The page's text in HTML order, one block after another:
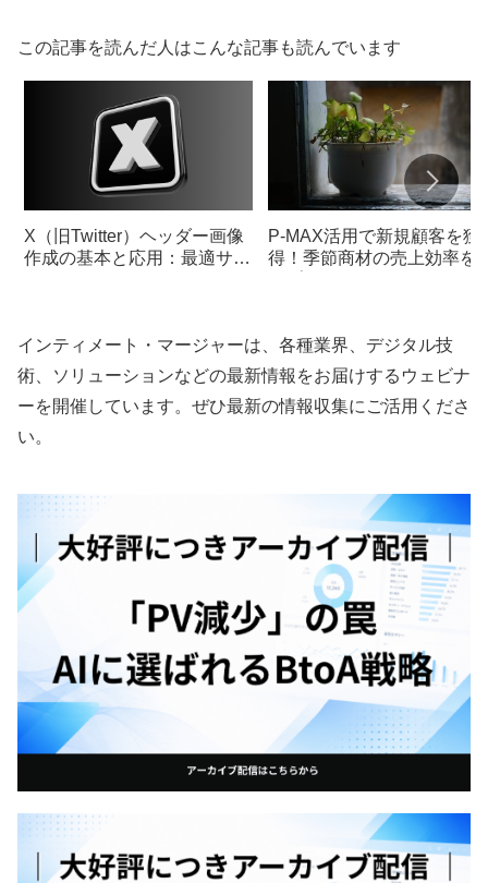
この記事を読んだ人はこんな記事も読んでいます
X（旧Twitter）ヘッダー画像
作成の基本と応用：最適サイ
P-MAX活用で新規顧客を獲
得！季節商材の売上効率を
インティメート・マージャーは、各種業界、デジタル技
術、ソリューションなどの最新情報をお届けするウェビナ
ーを開催しています。ぜひ最新の情報収集にご活用くださ
い。